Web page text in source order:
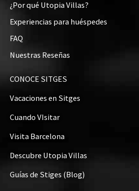
Vídeo de la Villa
+
−
¿Por qué Utopia Villas?
Experiencias para huéspedes
FAQ
Nuestras Reseñas
CONOCE SITGES
Vacaciones en Sitges
Cuando VIsitar
Visita Barcelona
Descubre Utopia Villas
Guías de Stiges (Blog)